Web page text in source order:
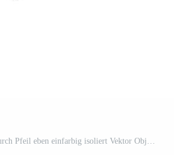
Herz durchbohrt durch Pfeil eben einfarbig isoliert Vektor Objekt. Amor Pfeil. Liebe und Hingabe. editierbar schwarz und Weiß Linie Kunst Zeichnung. einfach Gliederung Stelle Illustration zum Netz Grafik Design Pro Vektor